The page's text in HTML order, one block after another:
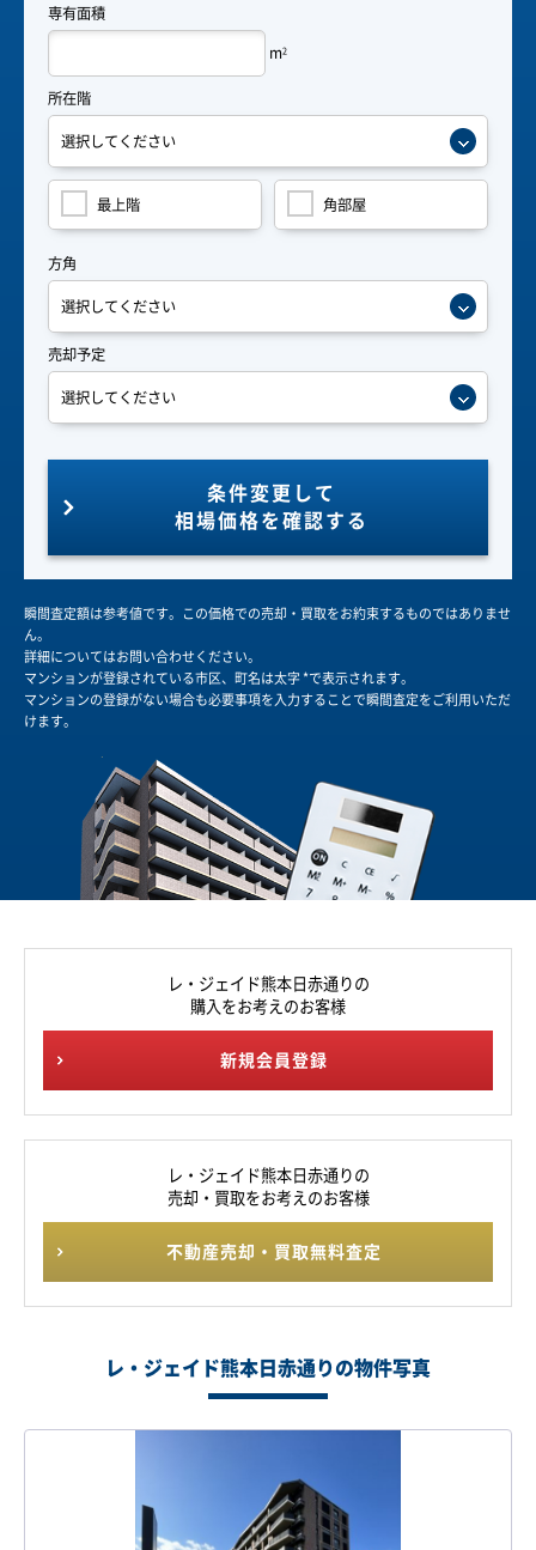
専有面積
m2
所在階
最上階 角部屋
方角
売却予定
条件変更して
相場価格を確認する
瞬間査定額は参考値です。この価格での売却・買取をお約束するものではありませ
ん。
詳細についてはお問い合わせください。
マンションが登録されている市区、町名は太字 *で表示されます。
マンションの登録がない場合も必要事項を入力することで瞬間査定をご利用いただ
けます。
レ・ジェイド熊本日赤通りの
購入をお考えのお客様
新規会員登録
レ・ジェイド熊本日赤通りの
売却・買取をお考えのお客様
不動産売却・買取無料査定
レ・ジェイド熊本日赤通りの物件写真